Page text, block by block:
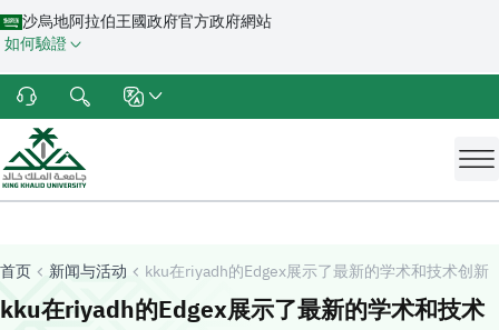
沙烏地阿拉伯王國政府官方政府網站
如何驗證
首页 新闻与活动 kku在riyadh的Edgex展示了最新的学术和技术创新
kku在riyadh的Edgex展示了最新的学术和技术